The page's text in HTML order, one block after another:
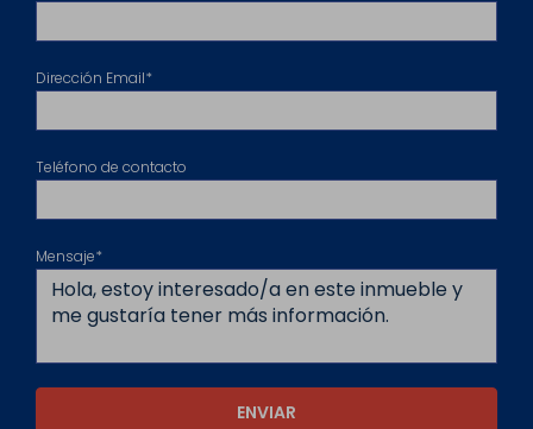
Dirección Email*
Teléfono de contacto
Mensaje*
ENVIAR